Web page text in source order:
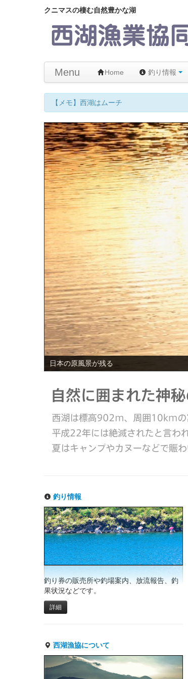
クニマスの棲む自然豊かな湖
Menu Home 釣り情報
8月8日の西湖の状況【天気】快晴 【気温
日本の原風景が残る
釣り情報
釣り券の販売所や釣場案内、放流報告、釣
果状況などです。
詳細
西湖漁協について